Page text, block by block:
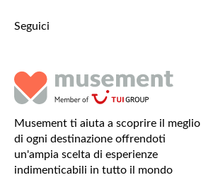
Seguici
Musement ti aiuta a scoprire il meglio
di ogni destinazione offrendoti
un'ampia scelta di esperienze
indimenticabili in tutto il mondo